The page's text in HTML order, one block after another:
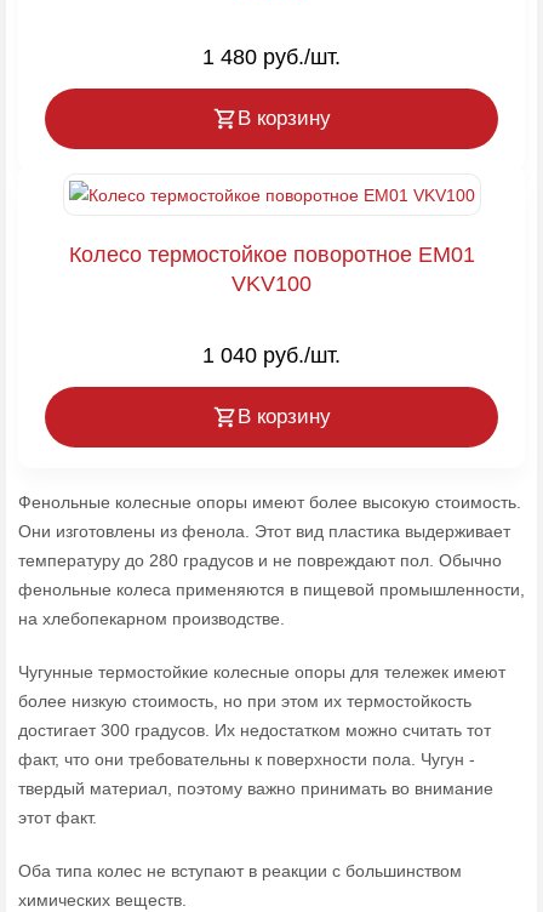
1 480 руб./шт.
В корзину
Колесо термостойкое поворотное EM01
VKV100
1 040 руб./шт.
В корзину
Фенольные колесные опоры имеют более высокую стоимость.
Они изготовлены из фенола. Этот вид пластика выдерживает
температуру до 280 градусов и не повреждают пол. Обычно
фенольные колеса применяются в пищевой промышленности,
на хлебопекарном производстве.
Чугунные термостойкие колесные опоры для тележек имеют
более низкую стоимость, но при этом их термостойкость
достигает 300 градусов. Их недостатком можно считать тот
факт, что они требовательны к поверхности пола. Чугун -
твердый материал, поэтому важно принимать во внимание
этот факт.
Оба типа колес не вступают в реакции с большинством
химических веществ.